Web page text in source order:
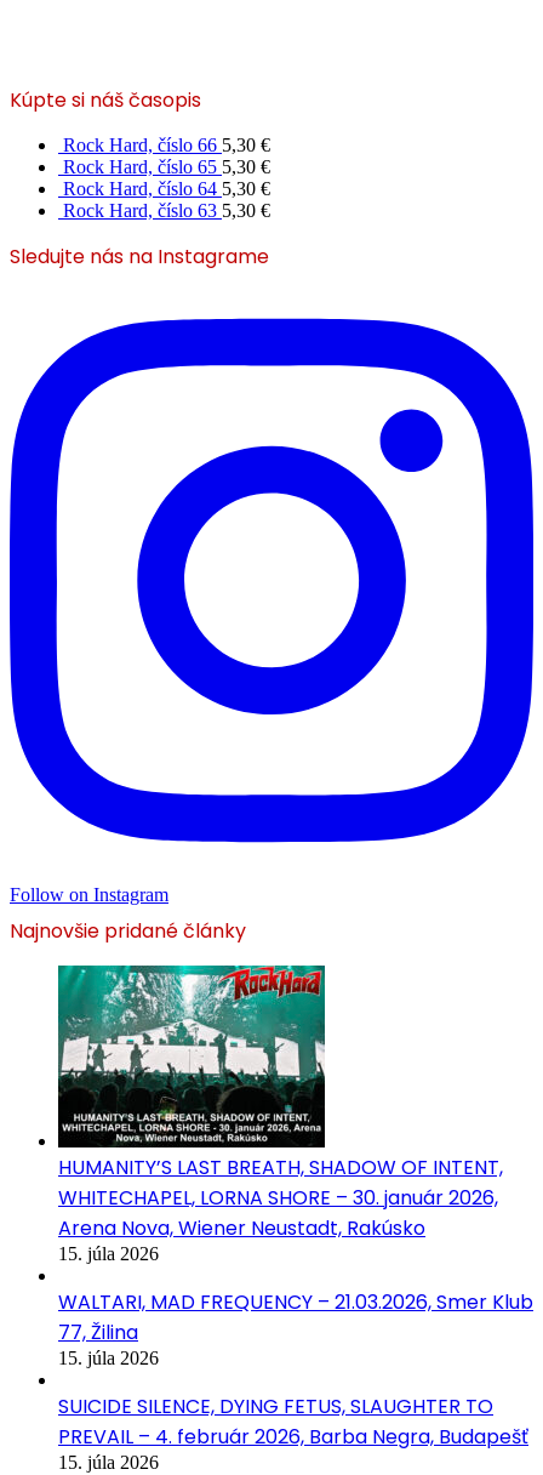
Kúpte si náš časopis
Rock Hard, číslo 66 5,30 €
Rock Hard, číslo 65 5,30 €
Rock Hard, číslo 64 5,30 €
Rock Hard, číslo 63 5,30 €
Sledujte nás na Instagrame
Follow on Instagram
Najnovšie pridané články
HUMANITY’S LAST BREATH, SHADOW OF INTENT,
WHITECHAPEL, LORNA SHORE – 30. január 2026,
Arena Nova, Wiener Neustadt, Rakúsko
15. júla 2026
WALTARI, MAD FREQUENCY – 21.03.2026, Smer Klub
77, Žilina
15. júla 2026
SUICIDE SILENCE, DYING FETUS, SLAUGHTER TO
PREVAIL – 4. február 2026, Barba Negra, Budapešť
15. júla 2026